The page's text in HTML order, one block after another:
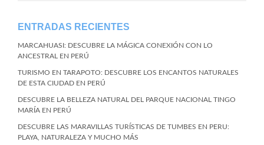
ENTRADAS RECIENTES
MARCAHUASI: DESCUBRE LA MÁGICA CONEXIÓN CON LO
ANCESTRAL EN PERÚ
TURISMO EN TARAPOTO: DESCUBRE LOS ENCANTOS NATURALES
DE ESTA CIUDAD EN PERÚ
DESCUBRE LA BELLEZA NATURAL DEL PARQUE NACIONAL TINGO
MARÍA EN PERÚ
DESCUBRE LAS MARAVILLAS TURÍSTICAS DE TUMBES EN PERU:
PLAYA, NATURALEZA Y MUCHO MÁS